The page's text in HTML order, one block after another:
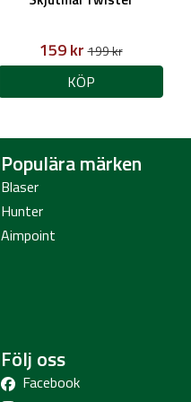
159 kr199 kr
KÖP
Populära märken
Blaser
Hunter
Aimpoint
Följ oss
Facebook